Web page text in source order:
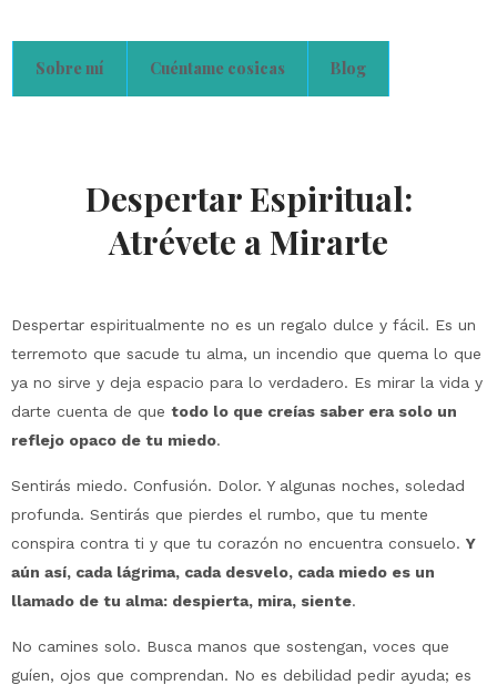
Sobre mí Cuéntame cosicas Blog
Despertar Espiritual:
Atrévete a Mirarte
Despertar espiritualmente no es un regalo dulce y fácil. Es un
terremoto que sacude tu alma, un incendio que quema lo que
ya no sirve y deja espacio para lo verdadero. Es mirar la vida y
darte cuenta de que todo lo que creías saber era solo un
reflejo opaco de tu miedo.
Sentirás miedo. Confusión. Dolor. Y algunas noches, soledad
profunda. Sentirás que pierdes el rumbo, que tu mente
conspira contra ti y que tu corazón no encuentra consuelo. Y
aún así, cada lágrima, cada desvelo, cada miedo es un
llamado de tu alma: despierta, mira, siente.
No camines solo. Busca manos que sostengan, voces que
guíen, ojos que comprendan. No es debilidad pedir ayuda; es